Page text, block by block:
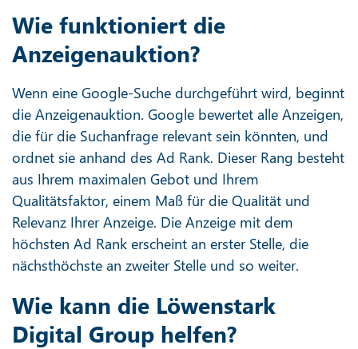
Wie funktioniert die
Anzeigenauktion?
Wenn eine Google-Suche durchgeführt wird, beginnt
die Anzeigenauktion. Google bewertet alle Anzeigen,
die für die Suchanfrage relevant sein könnten, und
ordnet sie anhand des Ad Rank. Dieser Rang besteht
aus Ihrem maximalen Gebot und Ihrem
Qualitätsfaktor, einem Maß für die Qualität und
Relevanz Ihrer Anzeige. Die Anzeige mit dem
höchsten Ad Rank erscheint an erster Stelle, die
nächsthöchste an zweiter Stelle und so weiter.
Wie kann die Löwenstark
Digital Group helfen?